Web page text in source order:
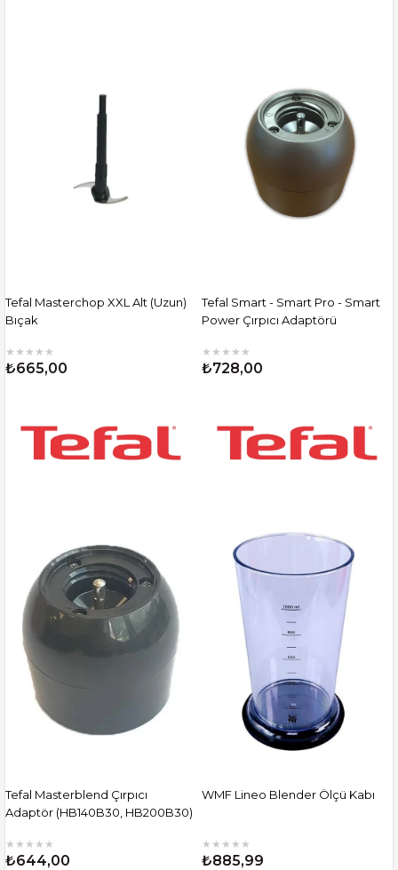
Tefal Masterchop XXL Alt (Uzun)
Bıçak
★ ★ ★ ★ ★
₺665,00
Tefal Smart - Smart Pro - Smart
Power Çırpıcı Adaptörü
★ ★ ★ ★ ★
₺728,00
Tefal Masterblend Çırpıcı
Adaptör (HB140B30, HB200B30)
★ ★ ★ ★ ★
₺644,00
WMF Lineo Blender Ölçü Kabı
★ ★ ★ ★ ★
₺885,99